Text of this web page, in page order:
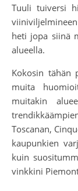
Tuuli tuiversi
heti jopa siinä
alueella.
Kokosin tähän
muita
muitakin
Toscanan,
kaupunkien
kuin
vinkkini